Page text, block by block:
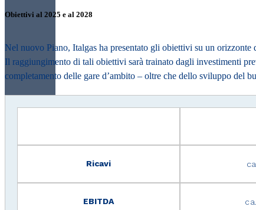
Obiettivi al 2025 e al 2028
Nel nuovo Piano, Italgas ha presentato gli obiettivi su un orizzonte
Il raggiungimento di tali obiettivi sarà trainato dagli investimenti
completamento delle gare d’ambito – oltre che dello sviluppo del
Ricavi
EBITDA